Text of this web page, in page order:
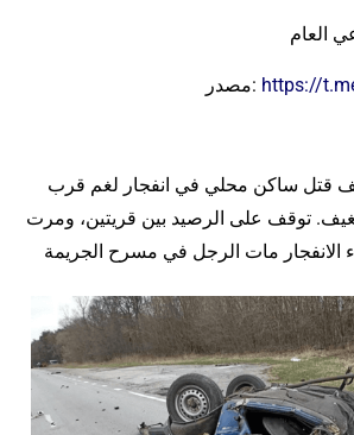
مصدر: https://
قتل ساكن محلي في انفجار لغم قرب
توقف على الرصيد بين قريتين، ومرت